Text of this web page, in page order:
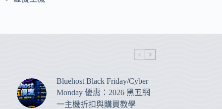
Bluehost Black Friday/Cyber
Monday 優惠：2026 黑五網
一主機折扣與購買教學